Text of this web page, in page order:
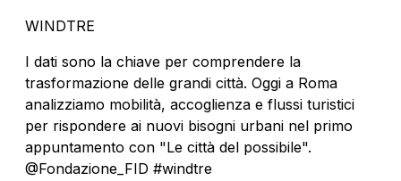
WINDTRE
I dati sono la chiave per comprendere la
trasformazione delle grandi città. Oggi a Roma
analizziamo mobilità, accoglienza e flussi turistici
per rispondere ai nuovi bisogni urbani nel primo
appuntamento con "Le città del possibile".
@Fondazione_FID #windtre